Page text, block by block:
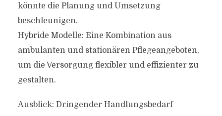
könnte die Planung und Umsetzung
beschleunigen.
Hybride Modelle: Eine Kombination aus
ambulanten und stationären Pflegeangeboten,
um die Versorgung flexibler und effizienter zu
gestalten.
Ausblick: Dringender Handlungsbedarf